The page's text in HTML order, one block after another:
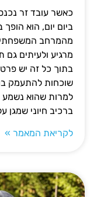
כאשר עובד זר
ביום יום, הוא
מהמרחב המשפחתי.
מרגיע ולעיתים גם
בתוך כל זה יש
שוכחות להתעמק
למרות שהוא נשמע
ברכיב חיוני
לקריאת המאמר »